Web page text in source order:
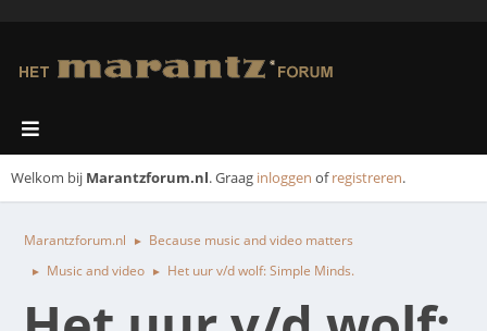
Welkom bij Marantzforum.nl. Graag inloggen ofregistreren.
Marantzforum.nl ► Because music and video matters
► Music and video ► Het uur v/d wolf: Simple Minds.